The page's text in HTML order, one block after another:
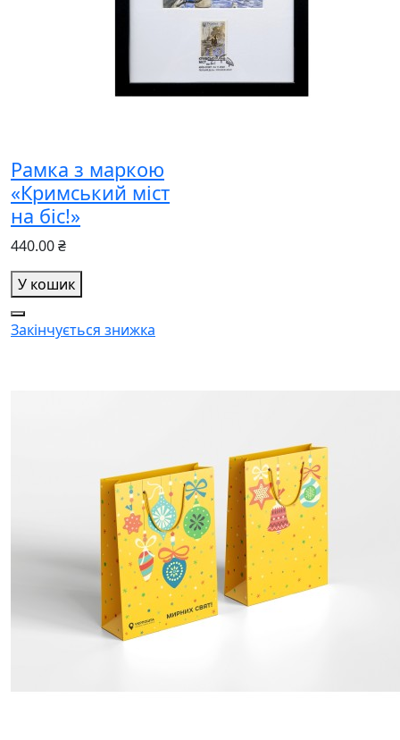
Рамка з маркою
«Кримський міст
на біс!»
440.00 ₴
У кошик
Закінчується знижка